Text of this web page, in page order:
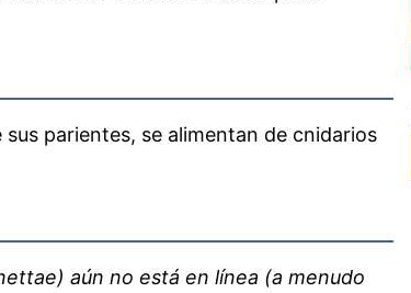
parientes, se alimentan de cnidarios
aún no está en línea (a menudo